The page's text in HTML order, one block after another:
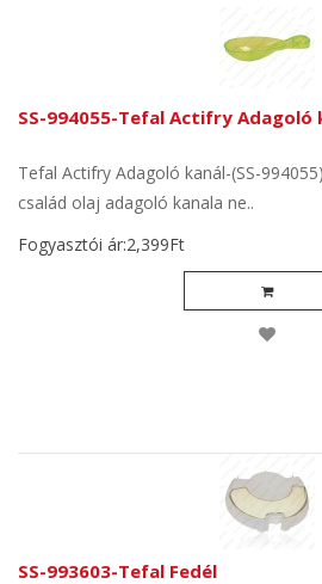
SS-994055-Tefal Actifry Adagoló
Tefal Actifry Adagoló kanál-(SS-
család olaj adagoló kanala ne..
Fogyasztói ár:2,399Ft
SS-993603-Tefal Fedél